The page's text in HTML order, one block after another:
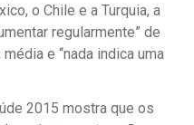
o Chile e a Turquia, a
regularmente” de
e “nada indica uma
2015 mostra que os